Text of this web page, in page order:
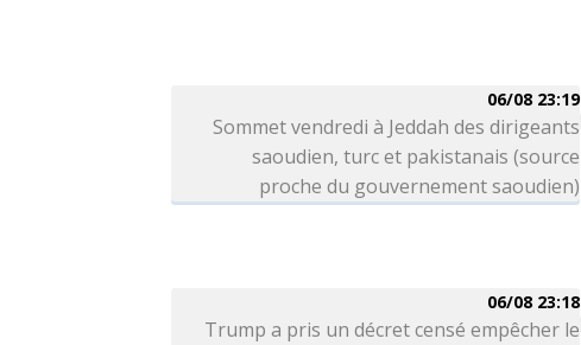
06/08 23:19
Sommet vendredi à Jeddah des dirigeants
saoudien, turc et pakistanais (source
proche du gouvernement saoudien)
06/08 23:18
Trump a pris un décret censé empêcher le